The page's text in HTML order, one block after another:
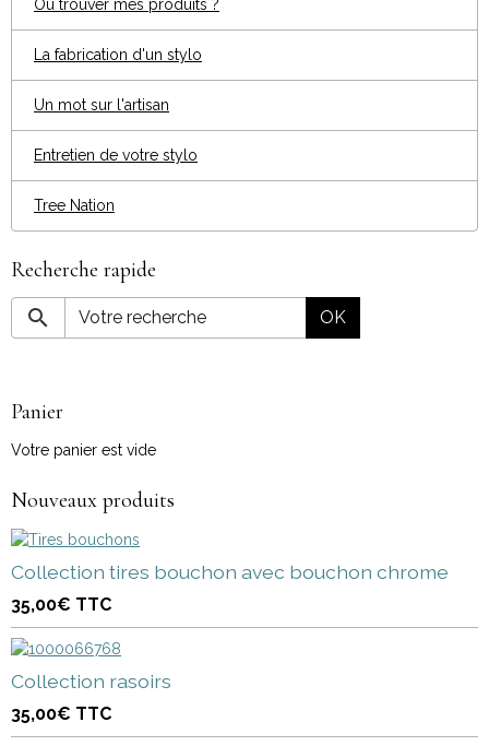
Ou trouver mes produits ?
La fabrication d'un stylo
Un mot sur l'artisan
Entretien de votre stylo
Tree Nation
Recherche rapide
OK
Panier
Votre panier est vide
Nouveaux produits
Collection tires bouchon avec bouchon chrome
35,00€ TTC
Collection rasoirs
35,00€ TTC